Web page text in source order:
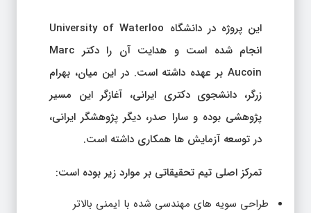
این پروژه در دانشگاه University of Waterloo
انجام شده است و هدایت آن را دکتر Marc
Aucoin بر عهده داشته است. در این میان، بهرام
زرگر، دانشجوی دکتری ایرانی، آغازگر این مسیر
پژوهشی بوده و سارا صدر، دیگر پژوهشگر ایرانی،
در توسعه آزمایش ها همکاری داشته است.
تمرکز اصلی تیم تحقیقاتی بر موارد زیر بوده است:
طراحی سویه های مهندسی شده با ایمنی بالاتر